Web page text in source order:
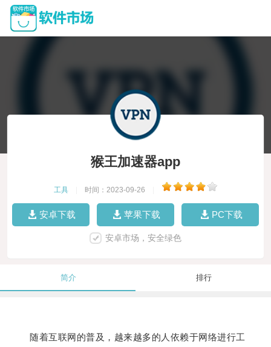
猴王加速器app
工具 时间：2023-09-26
安卓下载 苹果下载 PC下载
安卓市场，安全绿色
简介 排行
随着互联网的普及，越来越多的人依赖于网络进行工